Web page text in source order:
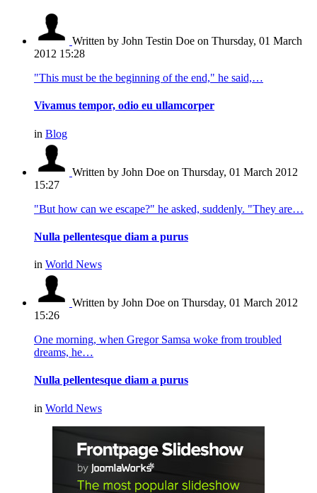
Written by John Testin Doe on Thursday, 01 March
2012 15:28
"This must be the beginning of the end," he said,…
Vivamus tempor, odio eu ullamcorper
in Blog
Written by John Doe on Thursday, 01 March 2012
15:27
"But how can we escape?" he asked, suddenly. "They are…
Nulla pellentesque diam a purus
in World News
Written by John Doe on Thursday, 01 March 2012
15:26
One morning, when Gregor Samsa woke from troubled
dreams, he…
Nulla pellentesque diam a purus
in World News